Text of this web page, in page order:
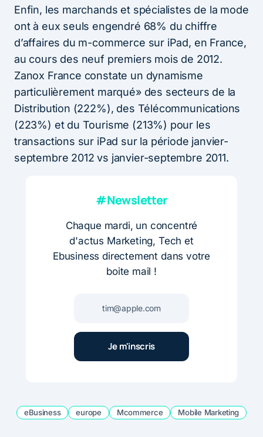
Enfin, les marchands et spécialistes de la mode
ont à eux seuls engendré 68% du chiffre
d’affaires du m-commerce sur iPad, en France,
au cours des neuf premiers mois de 2012.
Zanox France constate un dynamisme
particulièrement marqué» des secteurs de la
Distribution (222%), des Télécommunications
(223%) et du Tourisme (213%) pour les
transactions sur iPad sur la période janvier-
septembre 2012 vs janvier-septembre 2011.
#Newsletter
Chaque mardi, un concentré
d'actus Marketing, Tech et
Ebusiness directement dans votre
boite mail !
eBusiness europe Mcommerce Mobile Marketing